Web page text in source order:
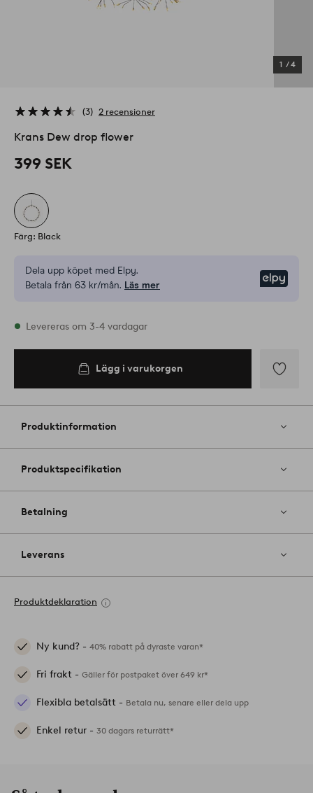
1 /4
3 2 recensioner
Krans Dew drop flower
399 SEK
Färg: Black
Dela upp köpet med Elpy.
Betala från 63 kr/mån. Läs mer
I lager
Levereras om 3-4 vardagar
Lägg i varukorgen
till
favoriter
Produktinformation
Produktspecifikation
Betalning
Leverans
Produktdeklaration
Ny kund? - 40% rabatt på dyraste varan*
Fri frakt - Gäller för postpaket över 649 kr*
Flexibla betalsätt - Betala nu, senare eller dela upp
Enkel retur - 30 dagars returrätt*